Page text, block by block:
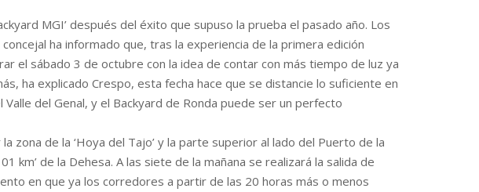
MGI’ después del éxito que supuso la prueba el pasado año. Los
ha informado que, tras la experiencia de la primera edición
el sábado 3 de octubre con la idea de contar con más tiempo de luz ya
ha explicado Crespo, esta fecha hace que se distancie lo suficiente en
del Genal, y el Backyard de Ronda puede ser un perfecto
de la ‘Hoya del Tajo’ y la parte superior al lado del Puerto de la
km’ de la Dehesa. A las siete de la mañana se realizará la salida de
en que ya los corredores a partir de las 20 horas más o menos